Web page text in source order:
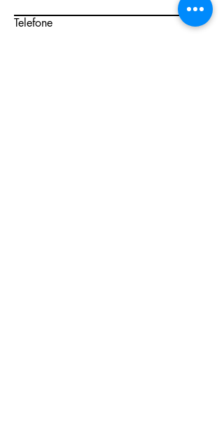
Telefone